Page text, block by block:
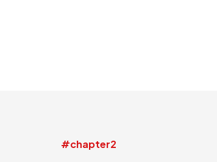
#chapter2